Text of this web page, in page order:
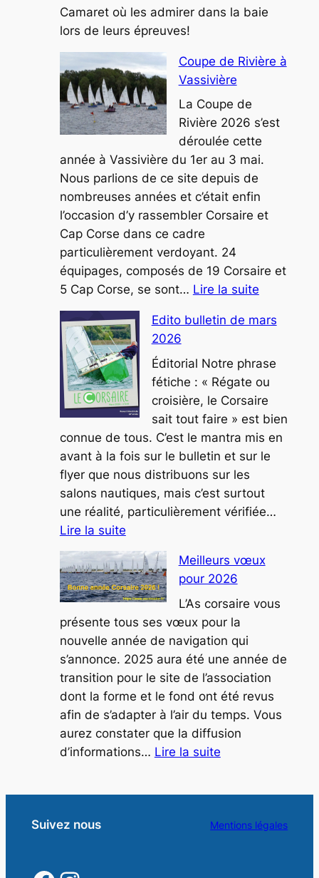
Camaret où les admirer dans la baie
lors de leurs épreuves!
Coupe de Rivière à
Vassivière
La Coupe de
Rivière 2026 s’est
déroulée cette
année à Vassivière du 1er au 3 mai.
Nous parlions de ce site depuis de
nombreuses années et c’était enfin
l’occasion d’y rassembler Corsaire et
Cap Corse dans ce cadre
particulièrement verdoyant. 24
équipages, composés de 19 Corsaire et
5 Cap Corse, se sont… Lire la suite:
de
à
Vassivière
Edito bulletin de mars
2026
Éditorial Notre phrase
fétiche : « Régate ou
croisière, le Corsaire
sait tout faire » est bien
connue de tous. C’est le mantra mis en
avant à la fois sur le bulletin et sur le
flyer que nous distribuons sur les
salons nautiques, mais c’est surtout
une réalité, particulièrement vérifiée…
Lire la suite:
Edito
bulletin
de
mars
2026
Meilleurs vœux
pour 2026
L’As corsaire vous
présente tous ses vœux pour la
nouvelle année de navigation qui
s’annonce. 2025 aura été une année de
transition pour le site de l’association
dont la forme et le fond ont été revus
afin de s’adapter à l’air du temps. Vous
aurez constater que la diffusion
d’informations… Lire la suite:
2026
Suivez nous Mentions légales